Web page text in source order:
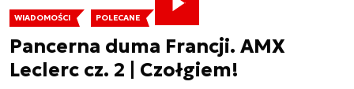
WIADOMOŚCI POLECANE
Pancerna duma Francji. AMX
Leclerc cz. 2 | Czołgiem!